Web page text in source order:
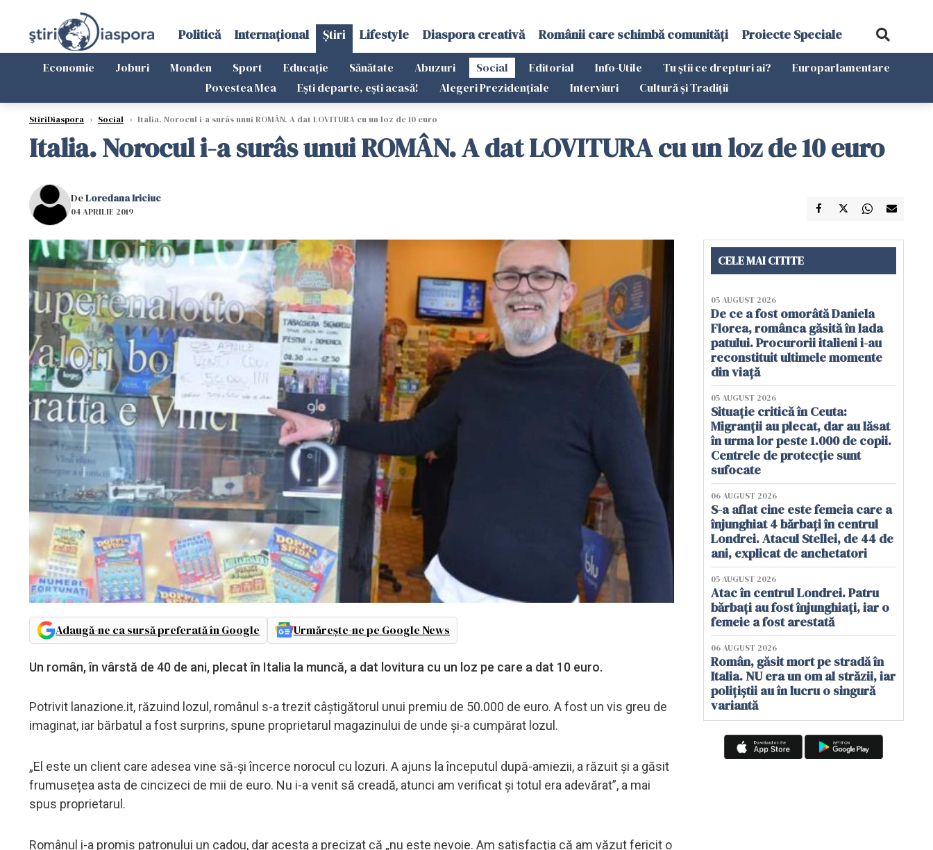
Politică Internațional Știri Lifestyle Diaspora creativă Românii care schimbă comunități Proiecte Speciale
Economie Joburi Monden Sport Educație Sănătate Abuzuri Social Editorial Info-Utile Tu știi ce drepturi ai?
Europarlamentare
Povestea Mea
Ești departe, ești acasă! Alegeri Prezidențiale Interviuri Cultură și Tradiții
StiriDiaspora › Social › Italia. Norocul i-a surâs unui ROMÂN. A dat LOVITURA cu un loz de 10 euro
Italia. Norocul i-a surâs unui ROMÂN. A dat LOVITURA cu un loz de 10 euro
DeLoredana Iriciuc
04 APRILIE 2019
Adaugă-ne ca sursă preferată în Google Urmărește-ne pe Google News
Un român, în vârstă de 40 de ani, plecat în Italia la muncă, a dat lovitura cu un loz pe care a dat 10 euro.
Potrivit lanazione.it, răzuind lozul, românul s-a trezit câștigătorul unui premiu de 50.000 de euro. A fost un vis greu de
imaginat, iar bărbatul a fost surprins, spune proprietarul magazinului de unde și-a cumpărat lozul.
„El este un client care adesea vine să-și încerce norocul cu lozuri. A ajuns la începutul după-amiezii, a răzuit și a găsit
frumusețea asta de cincizeci de mii de euro. Nu i-a venit să creadă, atunci am verificat și totul era adevărat”, a mai
spus proprietarul.
Românul i-a promis patronului un cadou, dar acesta a precizat că „nu este nevoie. Am satisfacţia că am văzut fericit o
CELE MAI CITITE
05 AUGUST 2026
De ce a fost omorâtă Daniela
Florea, românca găsită în lada
patului. Procurorii italieni i-au
reconstituit ultimele momente
din viață
05 AUGUST 2026
Situație critică în Ceuta:
Migranții au plecat, dar au lăsat
în urma lor peste 1.000 de copii.
Centrele de protecție sunt
sufocate
06 AUGUST 2026
S-a aflat cine este femeia care a
înjunghiat 4 bărbați în centrul
Londrei. Atacul Stellei, de 44 de
ani, explicat de anchetatori
05 AUGUST 2026
Atac în centrul Londrei. Patru
bărbați au fost înjunghiați, iar o
femeie a fost arestată
06 AUGUST 2026
Român, găsit mort pe stradă în
Italia. NU era un om al străzii, iar
polițiștii au în lucru o singură
variantă